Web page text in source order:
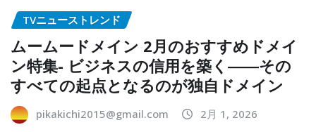
TVニューストレンド
ムームードメイン 2月のおすすめドメイ
ン特集- ビジネスの信用を築く――その
すべての起点となるのが独自ドメイン
pikakichi2015@gmail.com 2月 1, 2026